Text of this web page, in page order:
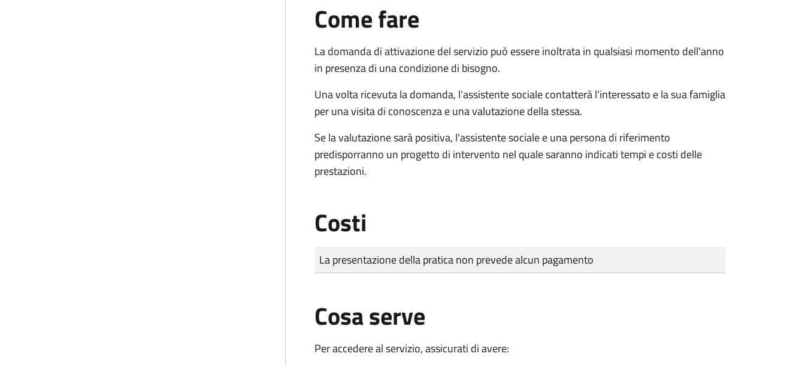
Come fare
La domanda di attivazione del servizio può essere inoltrata in qualsiasi momento dell'anno
in presenza di una condizione di bisogno.
Una volta ricevuta la domanda, l'assistente sociale contatterà l'interessato e la sua famiglia
per una visita di conoscenza e una valutazione della stessa.
Se la valutazione sarà positiva, l'assistente sociale e una persona di riferimento
predisporranno un progetto di intervento nel quale saranno indicati tempi e costi delle
prestazioni.
Costi
Tipo di pagamento
Importo
La presentazione della pratica non prevede alcun pagamento
Cosa serve
Per accedere al servizio, assicurati di avere: